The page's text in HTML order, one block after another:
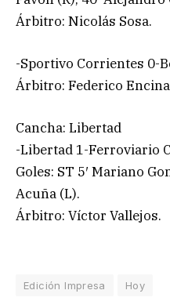
Árbitro: Nicolás Sosa.
-Sportivo Corrientes 0-
Árbitro: Federico
Cancha: Libertad
-Libertad 1-Ferroviario
Goles: ST 5′ Mariano
Acuña (L).
Árbitro: Víctor Vallejos.
Edición Impresa Hoy